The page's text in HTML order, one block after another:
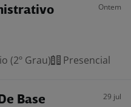
Ontem
(2º Grau) Presencial
Base 29 jul